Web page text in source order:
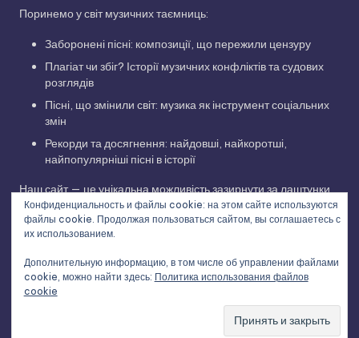
Поринемо у світ музичних таємниць:
Заборонені пісні: композиції, що пережили цензуру
Плагіат чи збіг? Історії музичних конфліктів та судових
розглядів
Пісні, що змінили світ: музика як інструмент соціальних
змін
Рекорди та досягнення: найдовші, найкоротші,
найпопулярніші пісні в історії
Наш сайт — це унікальна можливість зазирнути за лаштунки
музичної індустрії, дізнатися про творчий шлях улюблених
виконавців та відкрити для себе нові грані улюблених
Історії українських пісень та світових
Bloghash WordPress Theme
Конфиденциальность и файлы cookie: на этом сайте используются
файлы cookie. Продолжая пользоваться сайтом, вы соглашаетесь с
их использованием.
Дополнительную информацию, в том числе об управлении файлами
cookie, можно найти здесь: Политика использования файлов
cookie